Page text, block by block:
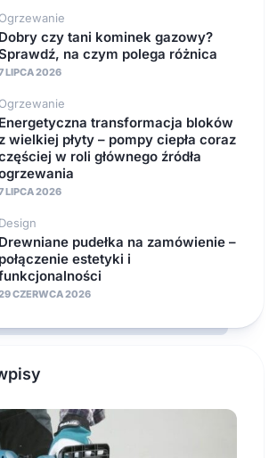
Ogrzewanie
Dobry czy tani kominek gazowy?
na czym polega różnica
LIPCA 2026
Ogrzewanie
Energetyczna transformacja bloków
wielkiej płyty – pompy ciepła coraz
w roli głównego źródła
LIPCA 2026
Design
Drewniane pudełka na zamówienie –
połączenie estetyki i
CZERWCA 2026